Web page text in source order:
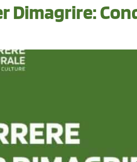
Dimagrire: